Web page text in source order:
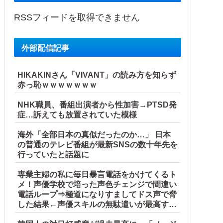
RSSフィードを取得できません
外部配信記事
HIKAKINさん「VIVANT」の読み方を知らず
赤っ恥ｗｗｗｗｗｗｗ
NHK職員、番組出演者から性加害→PTSD発
症…訴えても放置されていた模様
海外「全部日本の真似だったのか…」 日本
の普通のテレビ番組が最新SNSの数十年先を
行っていたと話題に
専業主婦の私に毎日暴言電話をかけてくるト
メ！声優学校で培った声色チェンジで間違い
電話ループ⇒極道になりすましてドス声で脅
した結果←声優スキルの無駄遣いが最高すぎ
るｗｗｗ